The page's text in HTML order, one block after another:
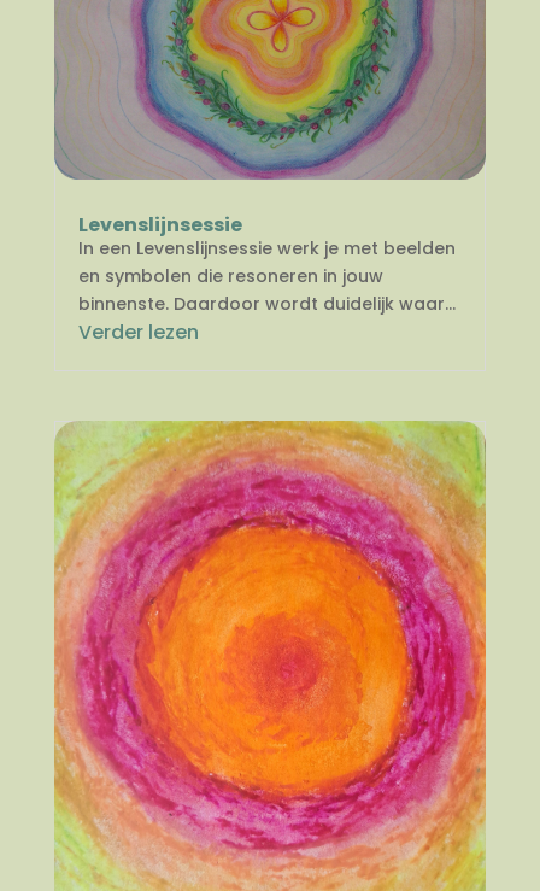
Levenslijnsessie
In een Levenslijnsessie werk je met beelden
en symbolen die resoneren in jouw
binnenste. Daardoor wordt duidelijk waar...
Verder lezen